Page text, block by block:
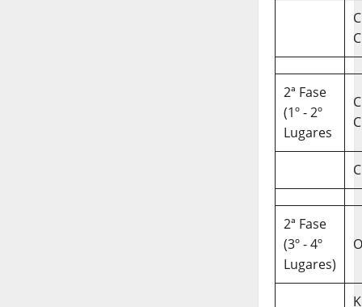
C
2ª Fase
(1º - 2º
Lugares
C
2ª Fase
(3º - 4º
Lugares)